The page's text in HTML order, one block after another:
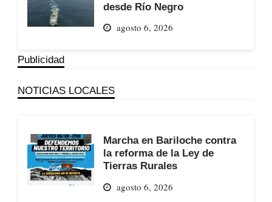
desde Río Negro
agosto 6, 2026
Publicidad
NOTICIAS LOCALES
Marcha en Bariloche contra
la reforma de la Ley de
Tierras Rurales
agosto 6, 2026